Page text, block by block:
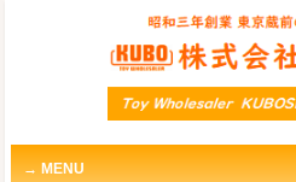
MENU